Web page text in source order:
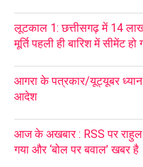
लूटकाल 1: छत्तीसगढ़ में 14
मूर्ति पहली ही बारिश में सीमेंट हो
आगरा के पत्रकार/यूट्यूबर
आदेश
आज के अखबार : RSS पर
गया और ‘बोल पर बवाल’ खबर है